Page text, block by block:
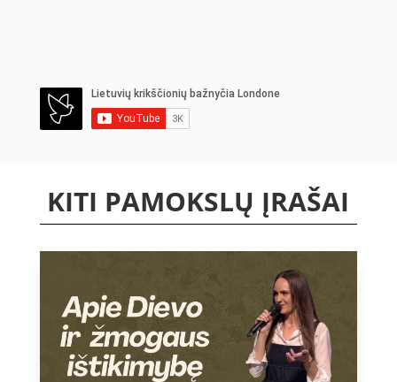
KITI PAMOKSLŲ ĮRAŠAI